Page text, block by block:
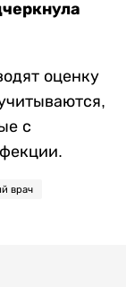
оценку
с
врач